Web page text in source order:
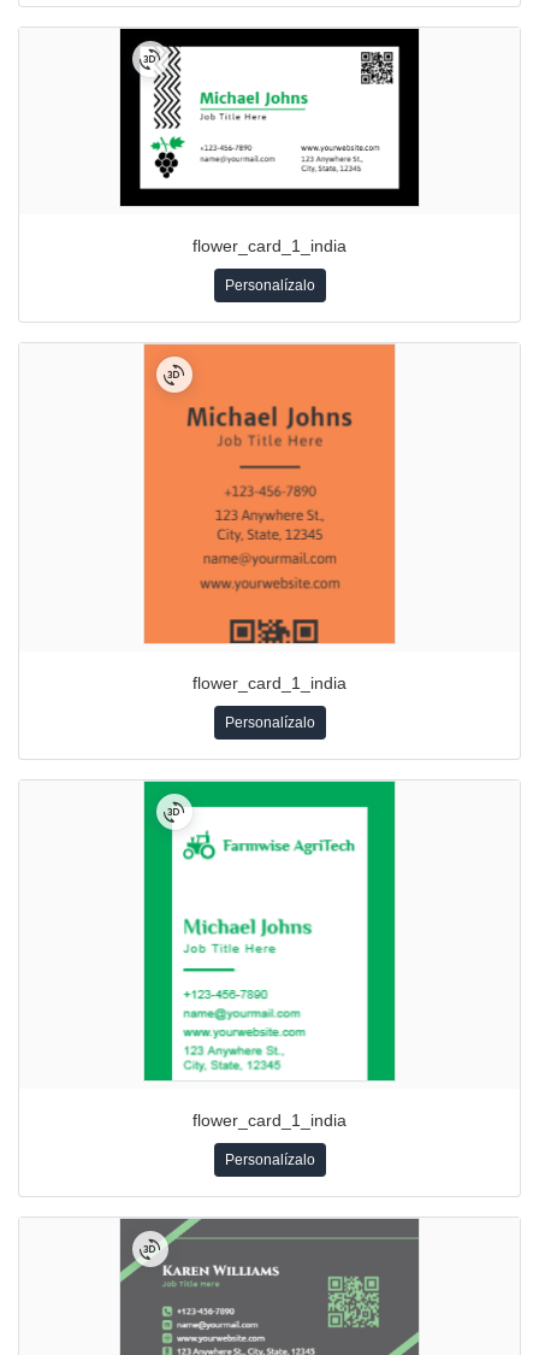
flower_card_1_india
Personalízalo
flower_card_1_india
Personalízalo
flower_card_1_india
Personalízalo